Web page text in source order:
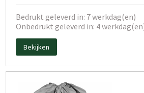
Bedrukt geleverd in: 7 werkdag(en)
Onbedrukt geleverd in: 4
Bekijken